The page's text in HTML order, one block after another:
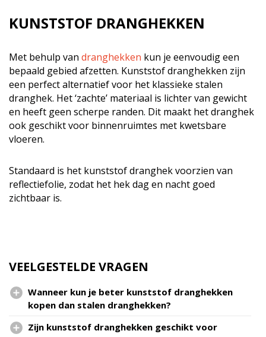
KUNSTSTOF DRANGHEKKEN
Met behulp van dranghekken kun je eenvoudig een
bepaald gebied afzetten. Kunststof dranghekken zijn
een perfect alternatief voor het klassieke stalen
dranghek. Het ‘zachte’ materiaal is lichter van gewicht
en heeft geen scherpe randen. Dit maakt het dranghek
ook geschikt voor binnenruimtes met kwetsbare
vloeren.
Standaard is het kunststof dranghek voorzien van
reflectiefolie, zodat het hek dag en nacht goed
zichtbaar is.
VEELGESTELDE VRAGEN
Wanneer kun je beter kunststof dranghekken
kopen dan stalen dranghekken?
Zijn kunststof dranghekken geschikt voor